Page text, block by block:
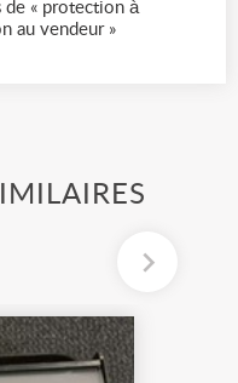
de « protection à
au vendeur »